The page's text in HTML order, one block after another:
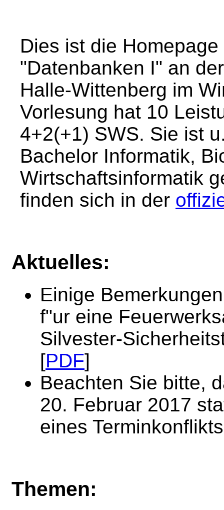
Dies ist die
"Datenbanken I" an
Halle-Wittenberg im
Vorlesung hat 10
4+2(+1) SWS. Sie ist
Bachelor Informatik,
Wirtschaftsinformatik
finden sich in der
Aktuelles:
Einige
f"ur eine
Silvester-
[PDF]
Beachten Sie bitte,
20. Februar 2017
eines
Themen: